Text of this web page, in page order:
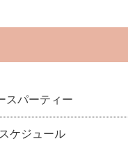
スパーティー
ケジュール